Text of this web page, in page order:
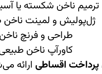
ترمیم ناخن شکسته یا
ژل‌پولیش و لمینت ناخن
طراحی و فرنچ ناخن
کاورآپ ناخن
پرداخت اقساطیارائه